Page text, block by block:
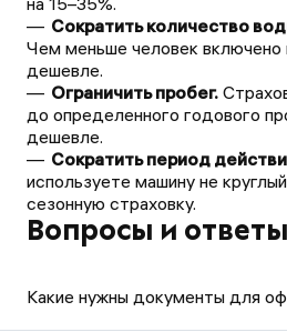
Сократить количество
Чем меньше человек включено
дешевле.
Ограничить пробег.
до определенного годового
дешевле.
Сократить период
используете машину не
сезонную страховку.
Вопросы и ответы
Какие нужны документы для